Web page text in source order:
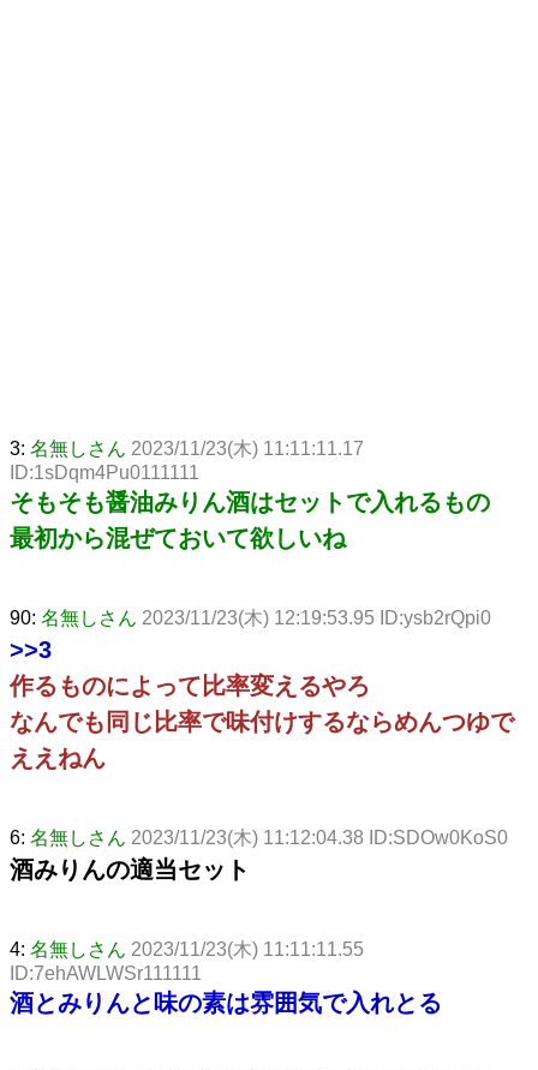
3: 名無しさん 2023/11/23(木) 11:11:11.17
ID:1sDqm4Pu0111111
そもそも醤油みりん酒はセットで入れるもの
最初から混ぜておいて欲しいね
90: 名無しさん 2023/11/23(木) 12:19:53.95 ID:ysb2rQpi0
>>3
作るものによって比率変えるやろ
なんでも同じ比率で味付けするならめんつゆで
ええねん
6: 名無しさん 2023/11/23(木) 11:12:04.38 ID:SDOw0KoS0
酒みりんの適当セット
4: 名無しさん 2023/11/23(木) 11:11:11.55
ID:7ehAWLWSr111111
酒とみりんと味の素は雰囲気で入れとる